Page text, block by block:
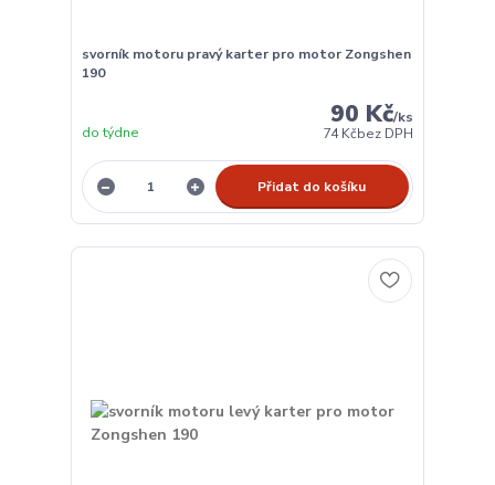
svorník motoru pravý karter pro motor Zongshen
190
90 Kč/ks
74 Kčbez DPH
do týdne
Přidat do košíku